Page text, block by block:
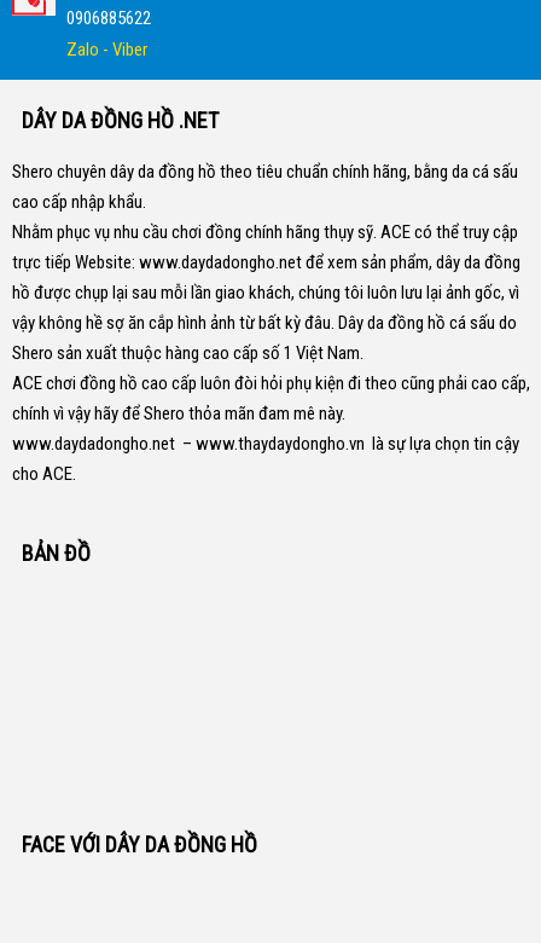
0906885622
Zalo - Viber
DÂY DA ĐỒNG HỒ .NET
Shero chuyên dây da đồng hồ theo tiêu chuẩn chính hãng, bằng da cá sấu
cao cấp nhập khẩu.
Nhằm phục vụ nhu cầu chơi đồng chính hãng thụy sỹ. ACE có thể truy cập
trực tiếp Website: www.daydadongho.netđể xem sản phẩm, dây da đồng
hồ được chụp lại sau mỗi lần giao khách, chúng tôi luôn lưu lại ảnh gốc, vì
vậy không hề sợ ăn cắp hình ảnh từ bất kỳ đâu. Dây da đồng hồ cá sấu do
Shero sản xuất thuộc hàng cao cấp số 1 Việt Nam.
ACE chơi đồng hồ cao cấp luôn đòi hỏi phụ kiện đi theo cũng phải cao cấp,
chính vì vậy hãy để Shero thỏa mãn đam mê này.
www.daydadongho.net – www.thaydaydongho.vn là sự lựa chọn tin cậy
cho ACE.
BẢN ĐỒ
FACE VỚI DÂY DA ĐỒNG HỒ